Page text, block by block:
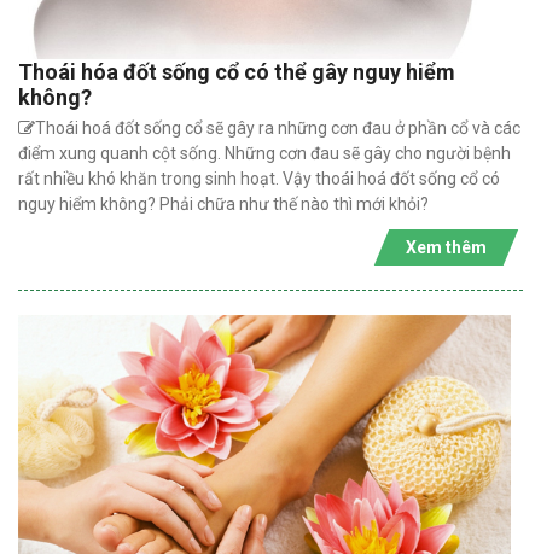
Thoái hóa đốt sống cổ có thể gây nguy hiểm
không?
Thoái hoá đốt sống cổ sẽ gây ra những cơn đau ở phần cổ và các
điểm xung quanh cột sống. Những cơn đau sẽ gây cho người bệnh
rất nhiều khó khăn trong sinh hoạt. Vậy thoái hoá đốt sống cổ có
nguy hiểm không? Phải chữa như thế nào thì mới khỏi?
Xem thêm